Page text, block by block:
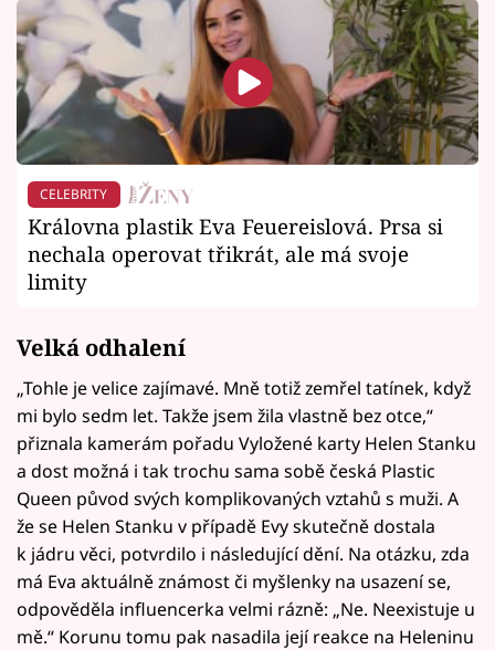
CELEBRITY
Královna plastik Eva Feuereislová. Prsa si
nechala operovat třikrát, ale má svoje
limity
Velká odhalení
„Tohle je velice zajímavé. Mně totiž zemřel tatínek, když
mi bylo sedm let. Takže jsem žila vlastně bez otce,“
přiznala kamerám pořadu Vyložené karty Helen Stanku
a dost možná i tak trochu sama sobě česká Plastic
Queen původ svých komplikovaných vztahů s muži. A
že se Helen Stanku v případě Evy skutečně dostala
k jádru věci, potvrdilo i následující dění. Na otázku, zda
má Eva aktuálně známost či myšlenky na usazení se,
odpověděla influencerka velmi rázně: „Ne. Neexistuje u
mě.“ Korunu tomu pak nasadila její reakce na Heleninu